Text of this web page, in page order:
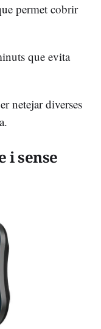
permet cobrir
que evita
netejar diverses
i sense